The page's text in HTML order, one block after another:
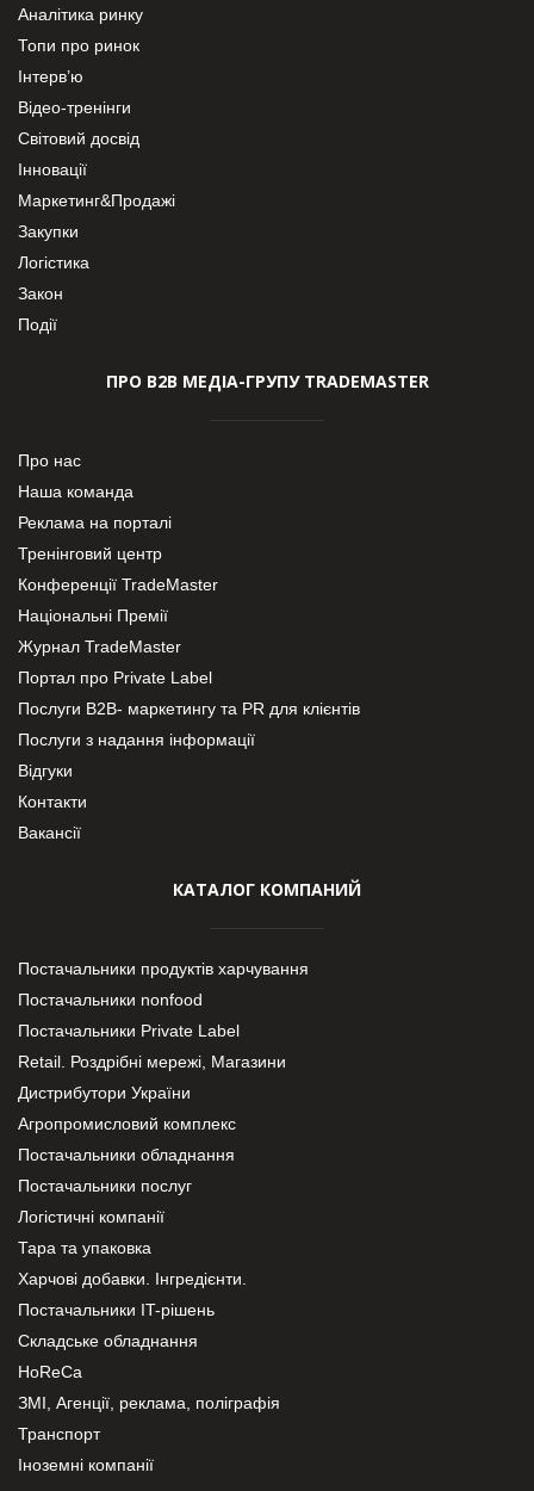
Аналітика ринку
Топи про ринок
Інтерв’ю
Відео-тренінги
Світовий досвід
Інновації
Маркетинг&Продажі
Закупки
Логістика
Закон
Події
ПРО В2В МЕДІА-ГРУПУ TRADEMASTER
Про нас
Наша команда
Реклама на порталі
Тренінговий центр
Конференції TradeMaster
Національні Премії
Журнал TradeMaster
Портал про Private Label
Послуги В2В- маркетингу та PR для клієнтів
Послуги з надання інформації
Відгуки
Контакти
Вакансії
КАТАЛОГ КОМПАНИЙ
Постачальники продуктів харчування
Постачальники nonfood
Постачальники Private Label
Retail. Роздрібні мережі, Магазини
Дистрибутори України
Агропромисловий комплекс
Постачальники обладнання
Постачальники послуг
Логістичні компанії
Тара та упаковка
Харчові добавки. Інгредієнти.
Постачальники IT-рішень
Складське обладнання
HoReCa
ЗМІ, Агенції, реклама, поліграфія
Транспорт
Іноземні компанії